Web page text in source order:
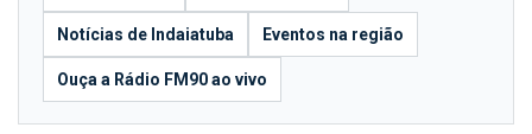
Notícias de Indaiatuba Eventos na região
Ouça a Rádio FM90 ao vivo